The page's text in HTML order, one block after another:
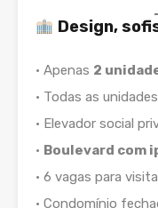
Design,
• Apenas 2
• Todas as unidades
• Elevador social
• Boulevard com
• 6 vagas para
• Condomínio